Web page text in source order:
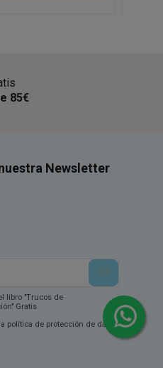
85€
Newsletter
libro "Trucos de
Gratis
política de protección de datos.